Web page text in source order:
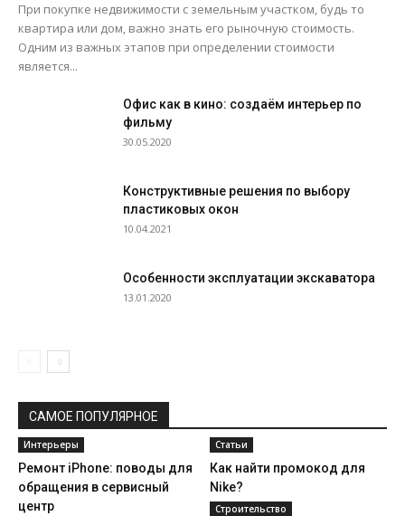
При покупке недвижимости с земельным участком, будь то
квартира или дом, важно знать его рыночную стоимость.
Одним из важных этапов при определении стоимости
является...
Офис как в кино: создаём интерьер по
фильму
30.05.2020
Конструктивные решения по выбору
пластиковых окон
10.04.2021
Особенности эксплуатации экскаватора
13.01.2020
САМОЕ ПОПУЛЯРНОЕ
Интерьеры
Ремонт iPhone: поводы для
обращения в сервисный
центр
Статьи
Как найти промокод для
Nike?
Строительство